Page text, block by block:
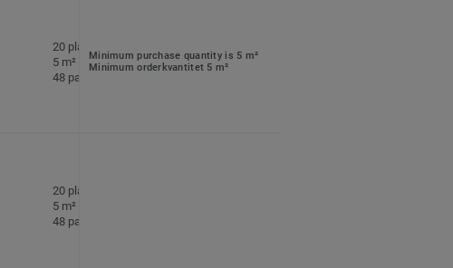
20 plattor per paket
5 m² per paket
48 paket per pall
Minimum purchase quantity is 5 m²
Minimum orderkvantitet 5 m²
20 plattor per paket
5 m² per paket
48 paket per pall